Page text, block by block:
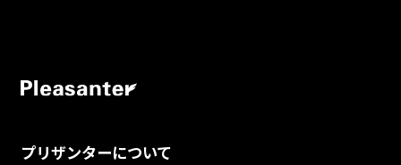
プリザンターについて